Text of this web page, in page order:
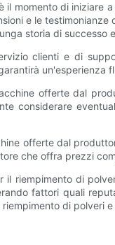
il momento di
e le
storia di
clienti e di
offerte dal
considerare
offerte dal
che offra prezzi
riempimento di
fattori quali
di